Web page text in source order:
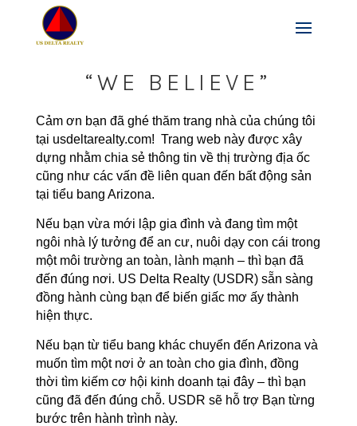
“WE BELIEVE”
Cảm ơn bạn đã ghé thăm trang nhà của chúng tôi
tại usdeltarealty.com! Trang web này được xây
dựng nhằm chia sẻ thông tin về thị trường địa ốc
cũng như các vấn đề liên quan đến bất động sản
tại tiểu bang Arizona.
Nếu bạn vừa mới lập gia đình và đang tìm một
ngôi nhà lý tưởng để an cư, nuôi dạy con cái trong
một môi trường an toàn, lành mạnh – thì bạn đã
đến đúng nơi. US Delta Realty (USDR) sẵn sàng
đồng hành cùng bạn để biến giấc mơ ấy thành
hiện thực.
Nếu bạn từ tiểu bang khác chuyển đến Arizona và
muốn tìm một nơi ở an toàn cho gia đình, đồng
thời tìm kiếm cơ hội kinh doanh tại đây – thì bạn
cũng đã đến đúng chỗ. USDR sẽ hỗ trợ Bạn từng
bước trên hành trình này.